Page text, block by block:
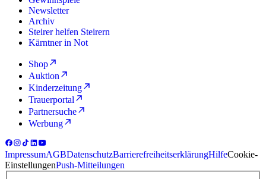
Newsletter
Archiv
Steirer helfen Steirern
Kärntner in Not
Shop
Auktion
Kinderzeitung
Trauerportal
Partnersuche
Werbung
ImpressumAGBDatenschutzBarrierefreiheitserklärungHilfeCookie-
EinstellungenPush-Mitteilungen